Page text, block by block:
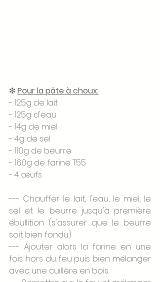
❇ Pour la pâte à choux:
- 125g de lait
- 125g d'eau
- 14g de miel
- 4g de sel
- 110g de beurre
- 160g de farine T55
- 4 œufs
--- Chauffer le lait, l'eau, le miel, le
sel et le beurre jusqu'à première
ébullition (s'assurer que le beurre
soit bien fondu)
--- Ajouter alors la farine en une
fois hors du feu puis bien mélanger
avec une cuillère en bois